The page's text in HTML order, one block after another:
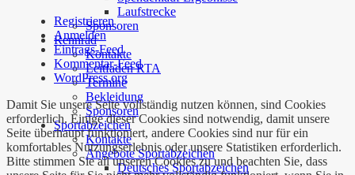
Laufstrecke
Sponsoren
Rennrad
Kontakte
Leitfaden RTA
Termine
Bekleidung
Sponsoren
Sportabzeichen
Kontakte
Angebote Sportabzeichen
Deutsches Sportabzeichen
Registrieren
Anmelden
Eintrags-Feed
Kommentar-Feed
WordPress.org
Damit Sie unsere Seite vollständig nutzen können, sind Cookies
erforderlich. Einige dieser Cookies sind notwendig, damit unsere
Seite überhaupt funktioniert, andere Cookies sind nur für ein
komfortables Nutzungserlebnis oder unsere Statistiken erforderlich.
Bitte stimmen Sie all unseren Cookies zu und beachten Sie, dass